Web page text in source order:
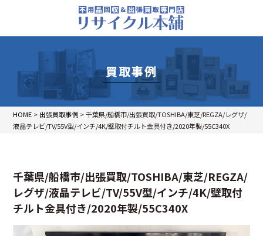
買取事例
HOME > 出張買取事例 >千葉県/船橋市/出張買取/TOSHIBA/東芝/REGZA/レグザ/
液晶テレビ/TV/55V型/インチ/4K/壁取付チルト金具付き/2020年製/55C340X
千葉県/船橋市/出張買取/TOSHIBA/東芝/REGZA/
レグザ/液晶テレビ/TV/55V型/インチ/4K/壁取付
チルト金具付き/2020年製/55C340X